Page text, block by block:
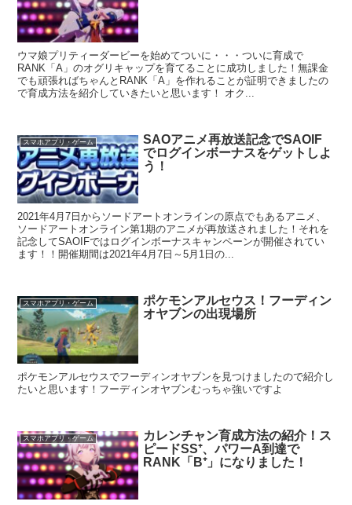
ウマ娘プリティーダービーを始めてついに・・・ついに育成で
RANK「A」のオグリキャップを育てることに成功しました！無課金
でも頑張ればちゃんとRANK「A」を作れることが証明できましたの
で育成方法を紹介していきたいと思います！ オク...
スマホアプリ・ゲーム
SAOアニメ再放送記念でSAOIF
でログインボーナスをゲットしよ
う！
2021年4月7日からソードアートオンラインの原点でもあるアニメ、
ソードアートオンライン第1期のアニメが再放送されました！それを
記念してSAOIFではログインボーナスキャンペーンが開催されてい
ます！！開催期間は2021年4月7日～5月1日の...
スマホアプリ・ゲーム
ポケモンアルセウス！フーディン
オヤブンの出現場所
ポケモンアルセウスでフーディンオヤブンを見つけましたので紹介し
たいと思います！フーディンオヤブンむっちゃ強いですよ
スマホアプリ・ゲーム
カレンチャン育成方法の紹介！ス
ピードSS⁺、パワーA到達で
RANK「B⁺」になりました！